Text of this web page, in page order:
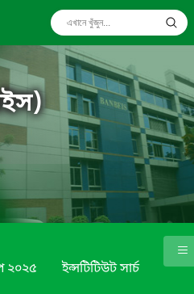
২০২৫ ইন্সটিটিউট সার্চ